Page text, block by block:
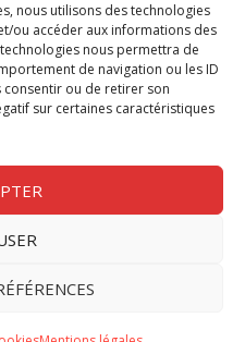
nous utilisons des technologies
ou accéder aux informations des
nous permettra de
de navigation ou les ID
consentir ou de retirer son
sur certaines caractéristiques